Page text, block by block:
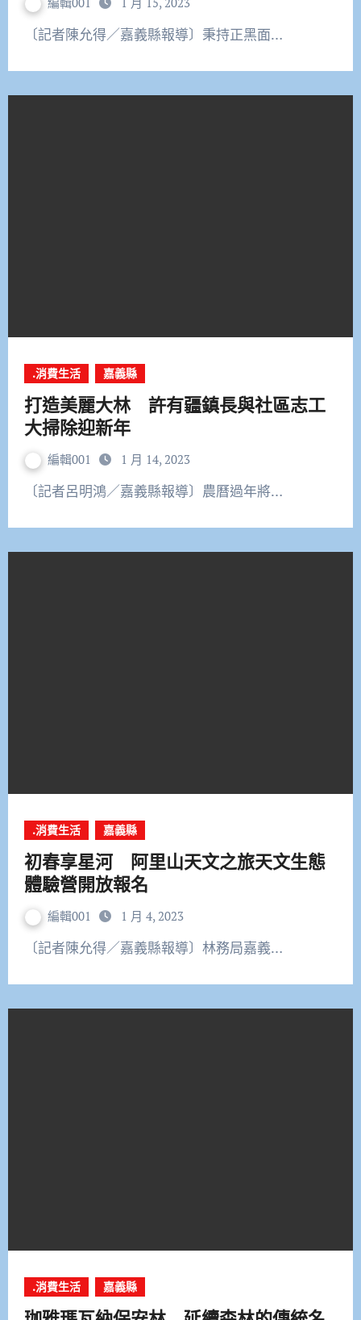
〔記者陳允得／嘉義縣報導〕秉持正黑面…
.消費生活 嘉義縣
打造美麗大林 許有疆鎮長與社區志工
大掃除迎新年
編輯001 1 月 14, 2023
〔記者呂明鴻／嘉義縣報導〕農曆過年將…
.消費生活 嘉義縣
初春享星河 阿里山天文之旅天文生態
體驗營開放報名
編輯001 1 月 4, 2023
〔記者陳允得／嘉義縣報導〕林務局嘉義…
.消費生活 嘉義縣